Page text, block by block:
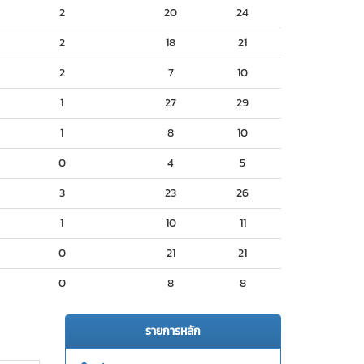
2 20
24
2
18
21
2
7
10
1
27
29
1
8
10
0
4
5
3
23
26
1
10
11
0
21
21
0
8 8
รายการหลัก